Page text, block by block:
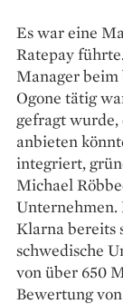
Es war eine
Ratepay
Manager
Ogone tätig
gefragt wurde,
anbieten
integriert,
Michael
Unternehmen.
Klarna bereits
schwedische
von über 650
Bewertung